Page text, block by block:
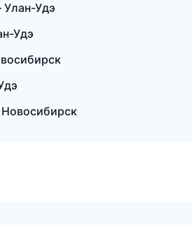
Улан-Удэ
Удэ